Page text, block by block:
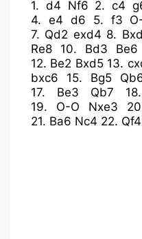
1. d4 Nf6 2. c4
4. e4 d6 5. f3
7. Qd2 exd4 8.
Re8
10. Bd3 Be6
12. Be2 Bxd5 13.
bxc6
15. Bg5
17. Be3 Qb7
19. O-O Nxe3
21. Ba6 Nc4 22. Qf4